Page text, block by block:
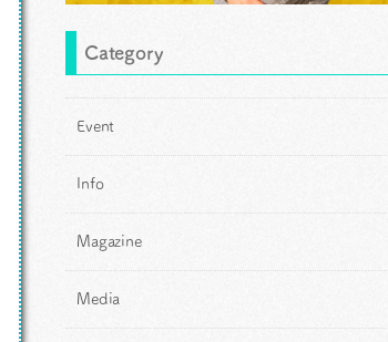
Category
Event
Info
Magazine
Media